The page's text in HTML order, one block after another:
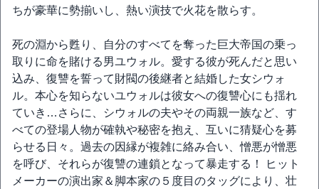
ちが豪華に勢揃いし、熱い演技で火花を散らす。
死の淵から甦り、自分のすべてを奪った巨大帝国の乗っ
取りに命を賭ける男ユウォル。愛する彼が死んだと思い
込み、復讐を誓って財閥の後継者と結婚した女シウォ
ル。本心を知らないユウォルは彼女への復讐心にも揺れ
ていき…さらに、シウォルの夫やその両親一族など、す
べての登場人物が確執や秘密を抱え、互いに猜疑心を募
らせる日々。過去の因縁が複雑に絡み合い、憎悪が憎悪
を呼び、それらが復讐の連鎖となって暴走する！ ヒット
メーカーの演出家＆脚本家の５度目のタッグにより、壮